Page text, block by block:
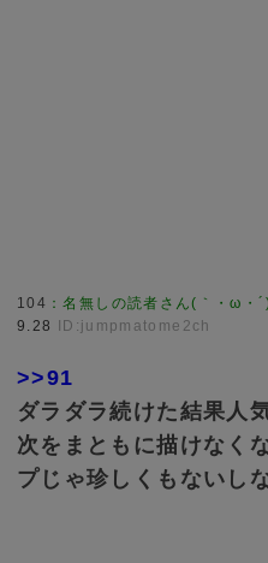
104 ：名無しの読者さん(｀・ω・
9.28 ID:jumpmatome2ch
>>91
ダラダラ続けた結果人
次をまともに描けなく
プじゃ珍しくもないし